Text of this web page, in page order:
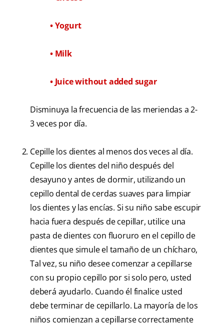
• Yogurt
• Milk
• Juice without added sugar
Disminuya la frecuencia de las meriendas a 2-
3 veces por día.
Cepille los dientes al menos dos veces al día.
Cepille los dientes del niño después del
desayuno y antes de dormir, utilizando un
cepillo dental de cerdas suaves para limpiar
los dientes y las encías. Si su niño sabe escupir
hacia fuera después de cepillar, utilice una
pasta de dientes con fluoruro en el cepillo de
dientes que simule el tamaño de un chícharo,
Tal vez, su niño desee comenzar a cepillarse
con su propio cepillo por si solo pero, usted
deberá ayudarlo. Cuando él finalice usted
debe terminar de cepillarlo. La mayoría de los
niños comienzan a cepillarse correctamente